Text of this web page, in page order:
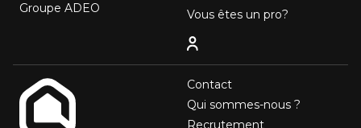
Contact
Qui sommes-nous ?
Recrutement
Groupe ADEO
Vous êtes un pro?